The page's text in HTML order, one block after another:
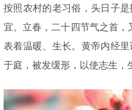
按照农村的老习俗，头日子
宜。立春，二十四节气之首，
表着温暖、生长。黄帝内经
于庭，被发缓形，以使志生，